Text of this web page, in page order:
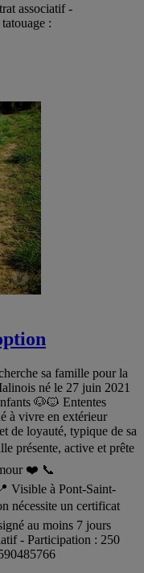
associatif -
:
sa famille pour la
né le 27 juin 2021
🐶🐱 Ententes
à vivre en extérieur
de loyauté, typique de sa
présente, active et prête
❤️ 📞
Visible à Pont-Saint-
nécessite un certificat
au moins 7 jours
- Participation : 250